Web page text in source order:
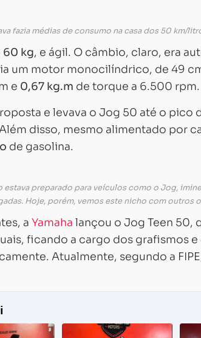
fazia médias de consumo na casa dos 50 km/
60 kg, e ágil. O câmbio, claro, era
um motor monocilíndrico, de 49
e 0,67 kg.m de torque a 6.500 rpm.
e levava o Jog 50 até o pico
disso, mesmo alimentado por
de gasolina.
preparado para veículos como o Jog,
Hoje, porém, vemos este nicho com outros
a Yamaha lançou o Jog Teen 50,
ficando a cargo dos grafismos
Atualmente, segundo a